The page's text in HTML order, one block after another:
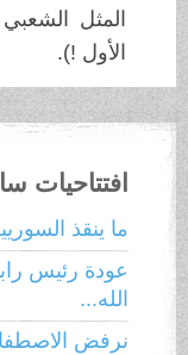
المثل الشعبي
الأول !).
افتتاحيات
ما ينقذ
عودة رئيس رابطة
الله...
نرفض